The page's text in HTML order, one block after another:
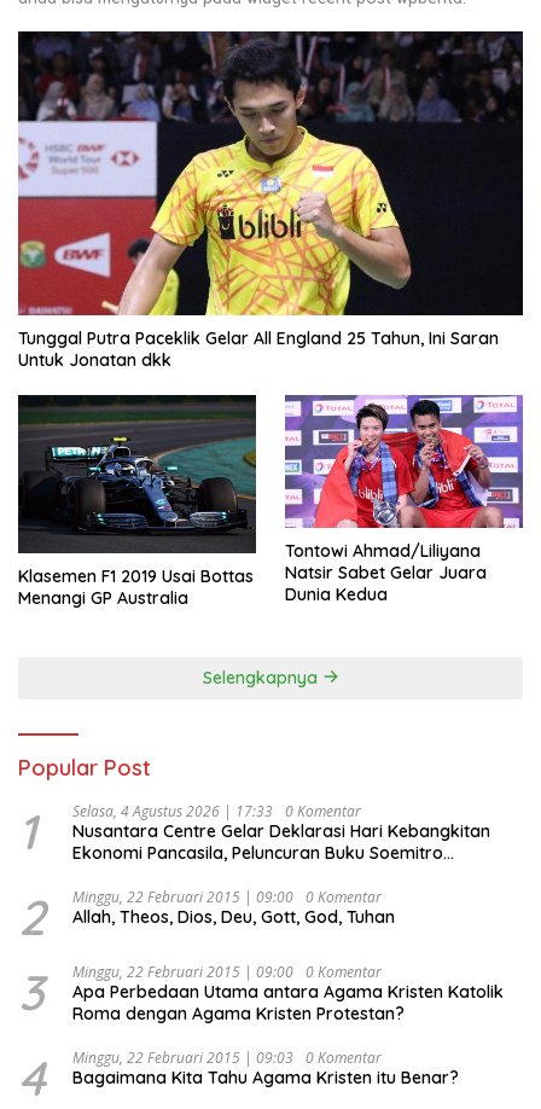
Tunggal Putra Paceklik Gelar All England 25 Tahun, Ini Saran
Untuk Jonatan dkk
Klasemen F1 2019 Usai Bottas
Menangi GP Australia
Tontowi Ahmad/Liliyana
Natsir Sabet Gelar Juara
Dunia Kedua
Selengkapnya
Popular Post
1 Selasa, 4 Agustus 2026 | 17:33 0 Komentar
Nusantara Centre Gelar Deklarasi Hari Kebangkitan
Ekonomi Pancasila, Peluncuran Buku Soemitro
Ekonomi Politik Indonesia) & Simposium Nasional
“Urgensi Undang-Undang Perekonomian Nasional dan
Indonesia Emas 2045”,
2 Minggu, 22 Februari 2015 | 09:00 0 Komentar
Allah, Theos, Dios, Deu, Gott, God, Tuhan
3 Minggu, 22 Februari 2015 | 09:00 0 Komentar
Apa Perbedaan Utama antara Agama Kristen Katolik
Roma dengan Agama Kristen Protestan?
4 Minggu, 22 Februari 2015 | 09:03 0 Komentar
Bagaimana Kita Tahu Agama Kristen itu Benar?